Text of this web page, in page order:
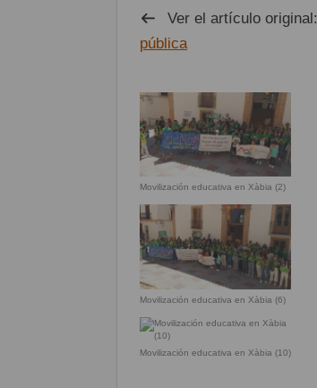
Ver el artículo original:
pública
Movilización educativa en Xàbia (2)
Movilización educativa en Xàbia (6)
Movilización educativa en Xàbia (10)